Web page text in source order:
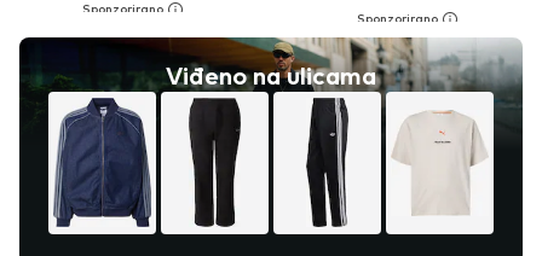
Viđeno na ulicama